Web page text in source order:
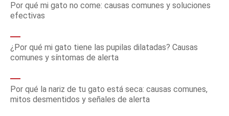
Por qué mi gato no come: causas comunes y soluciones
efectivas
¿Por qué mi gato tiene las pupilas dilatadas? Causas
comunes y síntomas de alerta
Por qué la nariz de tu gato está seca: causas comunes,
mitos desmentidos y señales de alerta